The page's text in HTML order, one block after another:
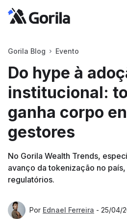
Gorila Blog Evento
Do hype à
institucional:
ganha corpo
gestores
No Gorila Wealth Trends,
avanço da tokenização no
regulatórios.
Por Ednael Ferreira - 25/04/